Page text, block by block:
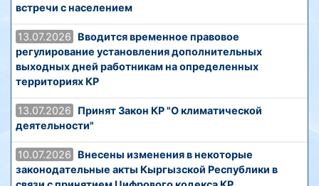
встречи с населением
13.07.2026
Вводится временное правовое
регулирование установления дополнительных
выходных дней работникам на определенных
территориях КР
13.07.2026
Принят Закон КР "О климатической
деятельности"
10.07.2026
Внесены изменения в некоторые
законодательные акты Кыргызской Республики в